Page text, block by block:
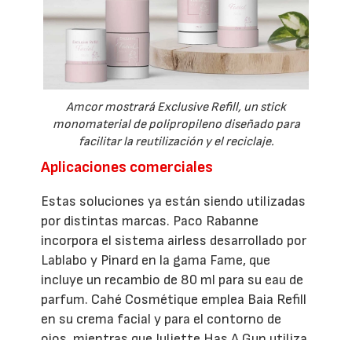
Amcor mostrará Exclusive Refill, un stick
monomaterial de polipropileno diseñado para
facilitar la reutilización y el reciclaje.
Aplicaciones comerciales
Estas soluciones ya están siendo utilizadas
por distintas marcas. Paco Rabanne
incorpora el sistema airless desarrollado por
Lablabo y Pinard en la gama Fame, que
incluye un recambio de 80 ml para su eau de
parfum. Cahé Cosmétique emplea Baia Refill
en su crema facial y para el contorno de